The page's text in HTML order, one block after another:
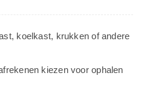
koelkast, krukken of andere
kiezen voor ophalen